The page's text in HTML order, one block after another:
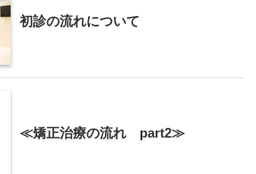
初診の流れについて
≪矯正治療の流れ part2≫